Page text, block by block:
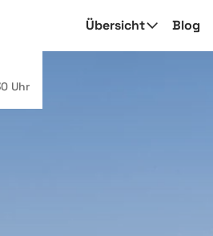
Übersicht Blog
Uhr